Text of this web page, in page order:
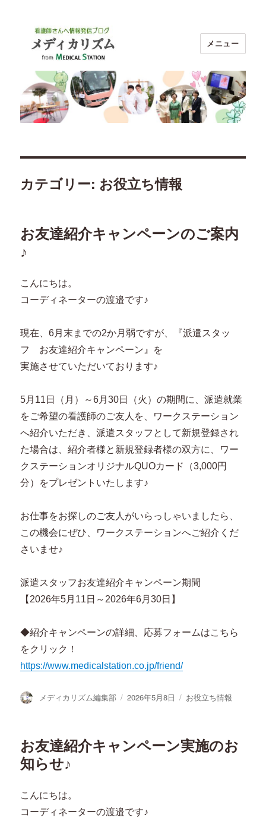
ブログ メディカリズム｜看護師のお
仕事探し【メディカルステーション】
メニュー
カテゴリー: お役立ち情報
お友達紹介キャンペーンのご案内
♪
こんにちは。
コーディネーターの渡邉です♪
現在、6月末までの2か月弱ですが、『派遣スタッ
フ お友達紹介キャンペーン』を
実施させていただいております♪
5月11日（月）～6月30日（火）の期間に、派遣就業
をご希望の看護師のご友人を、ワークステーション
へ紹介いただき、派遣スタッフとして新規登録され
た場合は、紹介者様と新規登録者様の双方に、ワー
クステーションオリジナルQUOカード（3,000円
分）をプレゼントいたします♪
お仕事をお探しのご友人がいらっしゃいましたら、
この機会にぜひ、ワークステーションへご紹介くだ
さいませ♪
派遣スタッフお友達紹介キャンペーン期間
【2026年5月11日～2026年6月30日】
◆紹介キャンペーンの詳細、応募フォームはこちら
をクリック！
https://www.medicalstation.co.jp/friend/
投
メディカリズム編集部
投
2026年5月8日
カ
ー
お役立ち情報
お友達紹介キャンペーン実施のお
知らせ♪
こんにちは。
コーディネーターの渡邉です♪